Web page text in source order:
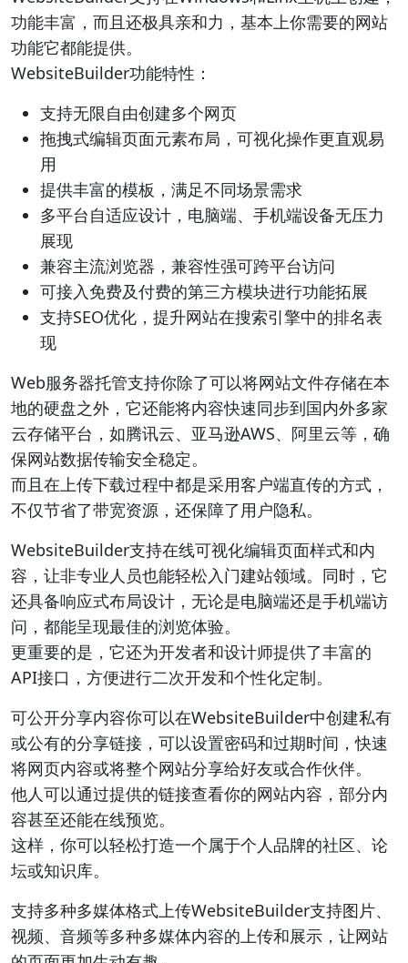
功能丰富，而且还极具亲和力，基本上你需要的网站
功能它都能提供。
WebsiteBuilder功能特性：
支持无限自由创建多个网页
拖拽式编辑页面元素布局，可视化操作更直观易
用
提供丰富的模板，满足不同场景需求
多平台自适应设计，电脑端、手机端设备无压力
展现
兼容主流浏览器，兼容性强可跨平台访问
可接入免费及付费的第三方模块进行功能拓展
支持SEO优化，提升网站在搜索引擎中的排名表
现
Web服务器托管支持你除了可以将网站文件存储在本
地的硬盘之外，它还能将内容快速同步到国内外多家
云存储平台，如腾讯云、亚马逊AWS、阿里云等，确
保网站数据传输安全稳定。
而且在上传下载过程中都是采用客户端直传的方式，
不仅节省了带宽资源，还保障了用户隐私。
WebsiteBuilder支持在线可视化编辑页面样式和内
容，让非专业人员也能轻松入门建站领域。同时，它
还具备响应式布局设计，无论是电脑端还是手机端访
问，都能呈现最佳的浏览体验。
更重要的是，它还为开发者和设计师提供了丰富的
API接口，方便进行二次开发和个性化定制。
可公开分享内容你可以在WebsiteBuilder中创建私有
或公有的分享链接，可以设置密码和过期时间，快速
将网页内容或将整个网站分享给好友或合作伙伴。
他人可以通过提供的链接查看你的网站内容，部分内
容甚至还能在线预览。
这样，你可以轻松打造一个属于个人品牌的社区、论
坛或知识库。
支持多种多媒体格式上传WebsiteBuilder支持图片、
视频、音频等多种多媒体内容的上传和展示，让网站